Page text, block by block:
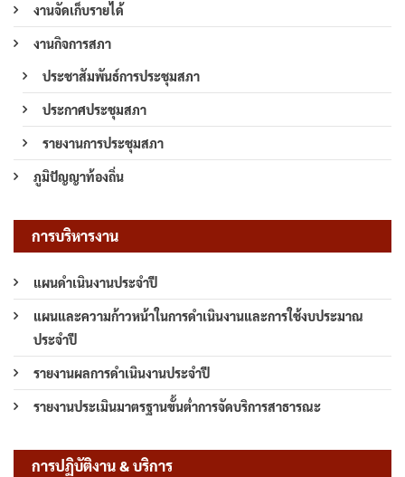
งานจัดเก็บรายได้
งานกิจการสภา
ประชาสัมพันธ์การประชุมสภา
ประกาศประชุมสภา
รายงานการประชุมสภา
ภูมิปัญญาท้องถิ่น
การบริหารงาน
แผนดำเนินงานประจำปี
แผนและความก้าวหน้าในการดำเนินงานและการใช้งบประมาณ
ประจำปี
รายงานผลการดำเนินงานประจำปี
รายงานประเมินมาตรฐานขั้นต่ำการจัดบริการสาธารณะ
การปฏิบัติงาน & บริการ